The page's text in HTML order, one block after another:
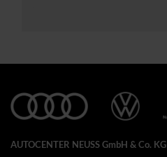
AUTOCENTER NEUSS GmbH & Co. KG